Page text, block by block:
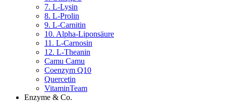
7. L-Lysin
8. L-Prolin
9. L-Carnitin
10. Alpha-Liponsäure
11. L-Carnosin
12. L-Theanin
Camu Camu
Coenzym Q10
Quercetin
VitaminTeam
Enzyme & Co.